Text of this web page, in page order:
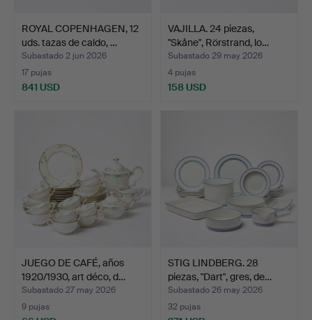
ROYAL COPENHAGEN, 12
uds. tazas de caldo, …
Subastado 2 jun 2026
17 pujas
841 USD
VAJILLA. 24 piezas,
"Skåne", Rörstrand, lo…
Subastado 29 may 2026
4 pujas
158 USD
JUEGO DE CAFÉ, años
1920/1930, art déco, d…
Subastado 27 may 2026
9 pujas
STIG LINDBERG. 28
piezas, "Dart", gres, de…
Subastado 26 may 2026
32 pujas